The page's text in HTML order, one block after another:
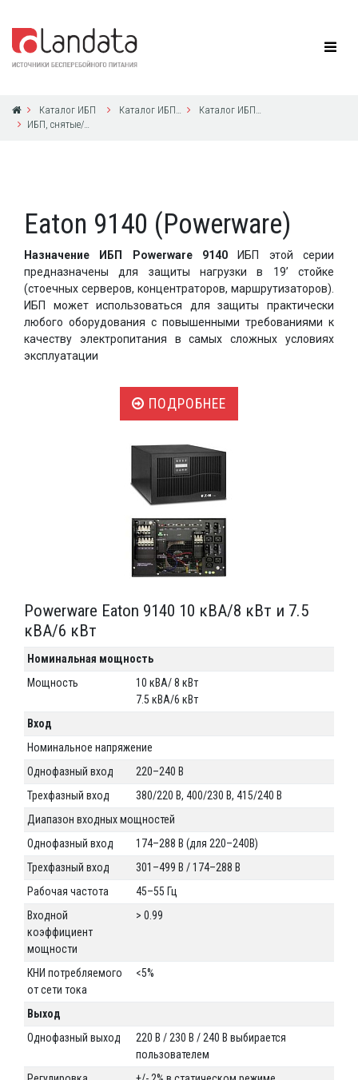
Каталог ИБП Каталог ИБП Eaton Powerware
Каталог ИБП Eaton Powerware
ИБП, снятые/снимаемые Eaton Powerware с производства в 2004-2019 годах
Eaton 9140 (Powerware)
Назначение ИБП Powerware 9140
ИБП этой серии
предназначены для защиты нагрузки в 19’ стойке
(стоечных серверов, концентраторов, маршрутизаторов).
ИБП может использоваться для защиты практически
любого оборудования с повышенными требованиями к
качеству электропитания в самых сложных условиях
эксплуатации
ПОДРОБНЕЕ
Powerware Eaton 9140 10 кВА/8 кВт и 7.5
кВА/6 кВт
Номинальная мощность
Мощность
10 кВА/ 8 кВт
7.5 кВА/6 кВт
Вход
Номинальное напряжение
Однофазный вход
220–240 В
Трехфазный вход
380/220 В, 400/230 В, 415/240 В
Диапазон входных мощностей
Однофазный вход
174–288 В (для 220–240В)
Трехфазный вход
301–499 В / 174–288 В
Рабочая частота
45–55 Гц
Входной
коэффициент
мощности
> 0.99
КНИ потребляемого
от сети тока
<5%
Выход
Однофазный выход
220 В / 230 В / 240 В выбирается
пользователем